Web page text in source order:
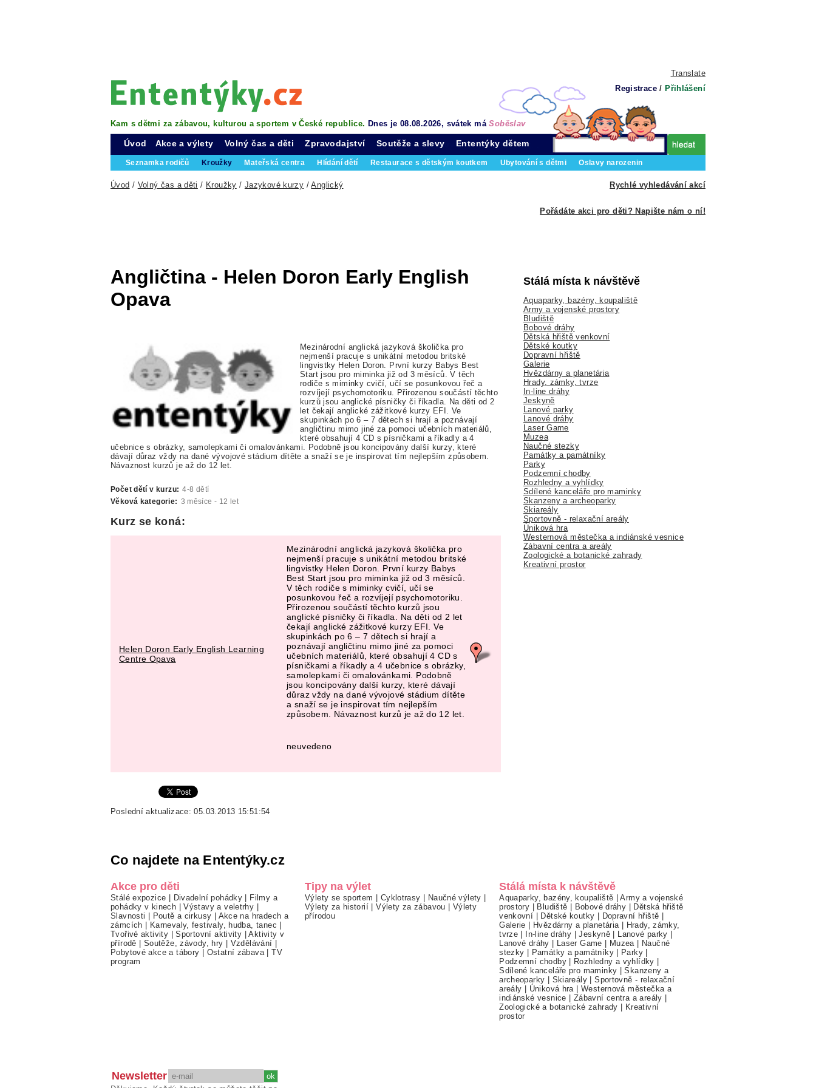
Translate
Registrace / Přihlášení
Kam s dětmi za zábavou, kulturou a sportem v České republice. Dnes je 08.08.2026, svátek máSoběslav
Úvod Akce a výlety Volný čas a děti
Seznamka rodičů Kroužky Mateřská centra Hlídání dětí Restaurace s dětským koutkem Ubytování s dětmi Oslavy narozenin
Zpravodajství Soutěže a slevy Ententýky dětem
Rychlé vyhledávání akcí
Úvod / Volný čas a děti / Kroužky / Jazykové kurzy /Anglický
Pořádáte akci pro děti? Napište nám o ní!
Angličtina - Helen Doron Early English
Opava
Mezinárodní anglická jazyková školička pro
nejmenší pracuje s unikátní metodou britské
lingvistky Helen Doron. První kurzy Babys Best
Start jsou pro miminka již od 3 měsíců. V těch
rodiče s miminky cvičí, učí se posunkovou řeč a
rozvíjejí psychomotoriku. Přirozenou součástí těchto
kurzů jsou anglické písničky či říkadla. Na děti od 2
let čekají anglické zážitkové kurzy EFI. Ve
skupinkách po 6 – 7 dětech si hrají a poznávají
angličtinu mimo jiné za pomoci učebních materiálů,
které obsahují 4 CD s písničkami a říkadly a 4
učebnice s obrázky, samolepkami či omalovánkami. Podobně jsou koncipovány další kurzy, které
dávají důraz vždy na dané vývojové stádium dítěte a snaží se je inspirovat tím nejlepším způsobem.
Návaznost kurzů je až do 12 let.
Počet dětí v kurzu: 4-8 dětí
Věková kategorie: 3 měsíce - 12 let
Kurz se koná:
Helen Doron Early English Learning
Centre Opava
Mezinárodní anglická jazyková školička pro
nejmenší pracuje s unikátní metodou britské
lingvistky Helen Doron. První kurzy Babys
Best Start jsou pro miminka již od 3 měsíců.
V těch rodiče s miminky cvičí, učí se
posunkovou řeč a rozvíjejí psychomotoriku.
Přirozenou součástí těchto kurzů jsou
anglické písničky či říkadla. Na děti od 2 let
čekají anglické zážitkové kurzy EFI. Ve
skupinkách po 6 – 7 dětech si hrají a
poznávají angličtinu mimo jiné za pomoci
učebních materiálů, které obsahují 4 CD s
písničkami a říkadly a 4 učebnice s obrázky,
samolepkami či omalovánkami. Podobně
jsou koncipovány další kurzy, které dávají
důraz vždy na dané vývojové stádium dítěte
a snaží se je inspirovat tím nejlepším
způsobem. Návaznost kurzů je až do 12 let.
neuvedeno
Poslední aktualizace: 05.03.2013 15:51:54
Stálá místa k návštěvě
Aquaparky, bazény, koupaliště
Army a vojenské prostory
Bludiště
Bobové dráhy
Dětská hřiště venkovní
Dětské koutky
Dopravní hřiště
Galerie
Hvězdárny a planetária
Hrady, zámky, tvrze
In-line dráhy
Jeskyně
Lanové parky
Lanové dráhy
Laser Game
Muzea
Naučné stezky
Památky a památníky
Parky
Podzemní chodby
Rozhledny a vyhlídky
Sdílené kanceláře pro maminky
Skanzeny a archeoparky
Skiareály
Sportovně - relaxační areály
Úniková hra
Westernová městečka a indiánské vesnice
Zábavní centra a areály
Zoologické a botanické zahrady
Kreativní prostor
Co najdete na Ententýky.cz
Akce pro děti
Stálé expozice | Divadelní pohádky | Filmy a
pohádky v kinech |Výstavy a veletrhy |
Slavnosti | Poutě a cirkusy | Akce na hradech a
zámcích | Karnevaly, festivaly, hudba, tanec |
Tvořivé aktivity |Sportovní aktivity |Aktivity v
přírodě | Soutěže, závody, hry | Vzdělávání |
Pobytové akce a tábory | Ostatní zábava |TV
program
Tipy na výlet
Výlety se sportem | Cyklotrasy | Naučné výlety |
Výlety za historií |Výlety za zábavou | Výlety
přírodou
Stálá místa k návštěvě
Aquaparky, bazény, koupaliště |Army a vojenské
prostory | Bludiště | Bobové dráhy | Dětská hřiště
venkovní | Dětské koutky | Dopravní hřiště |
Galerie | Hvězdárny a planetária | Hrady, zámky,
tvrze | In-line dráhy |Jeskyně | Lanové parky |
Lanové dráhy | Laser Game | Muzea | Naučné
stezky | Památky a památníky| Parky |
Podzemní chodby| Rozhledny a vyhlídky |
Sdílené kanceláře pro maminky |Skanzeny a
archeoparky | Skiareály |Sportovně - relaxační
areály | Úniková hra |Westernová městečka a
indiánské vesnice | Zábavní centra a areály |
Zoologické a botanické zahrady | Kreativní
prostor
Newsletter